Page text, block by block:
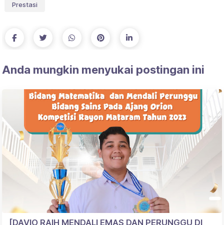
Prestasi
Anda mungkin menyukai postingan ini
[DAVIO RAIH MENDALI EMAS DAN PERUNGGU DI